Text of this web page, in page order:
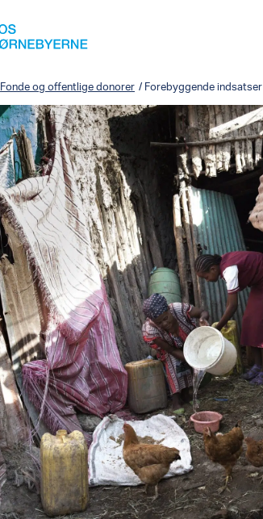
Fonde og offentlige donorer / Forebyggende indsatser